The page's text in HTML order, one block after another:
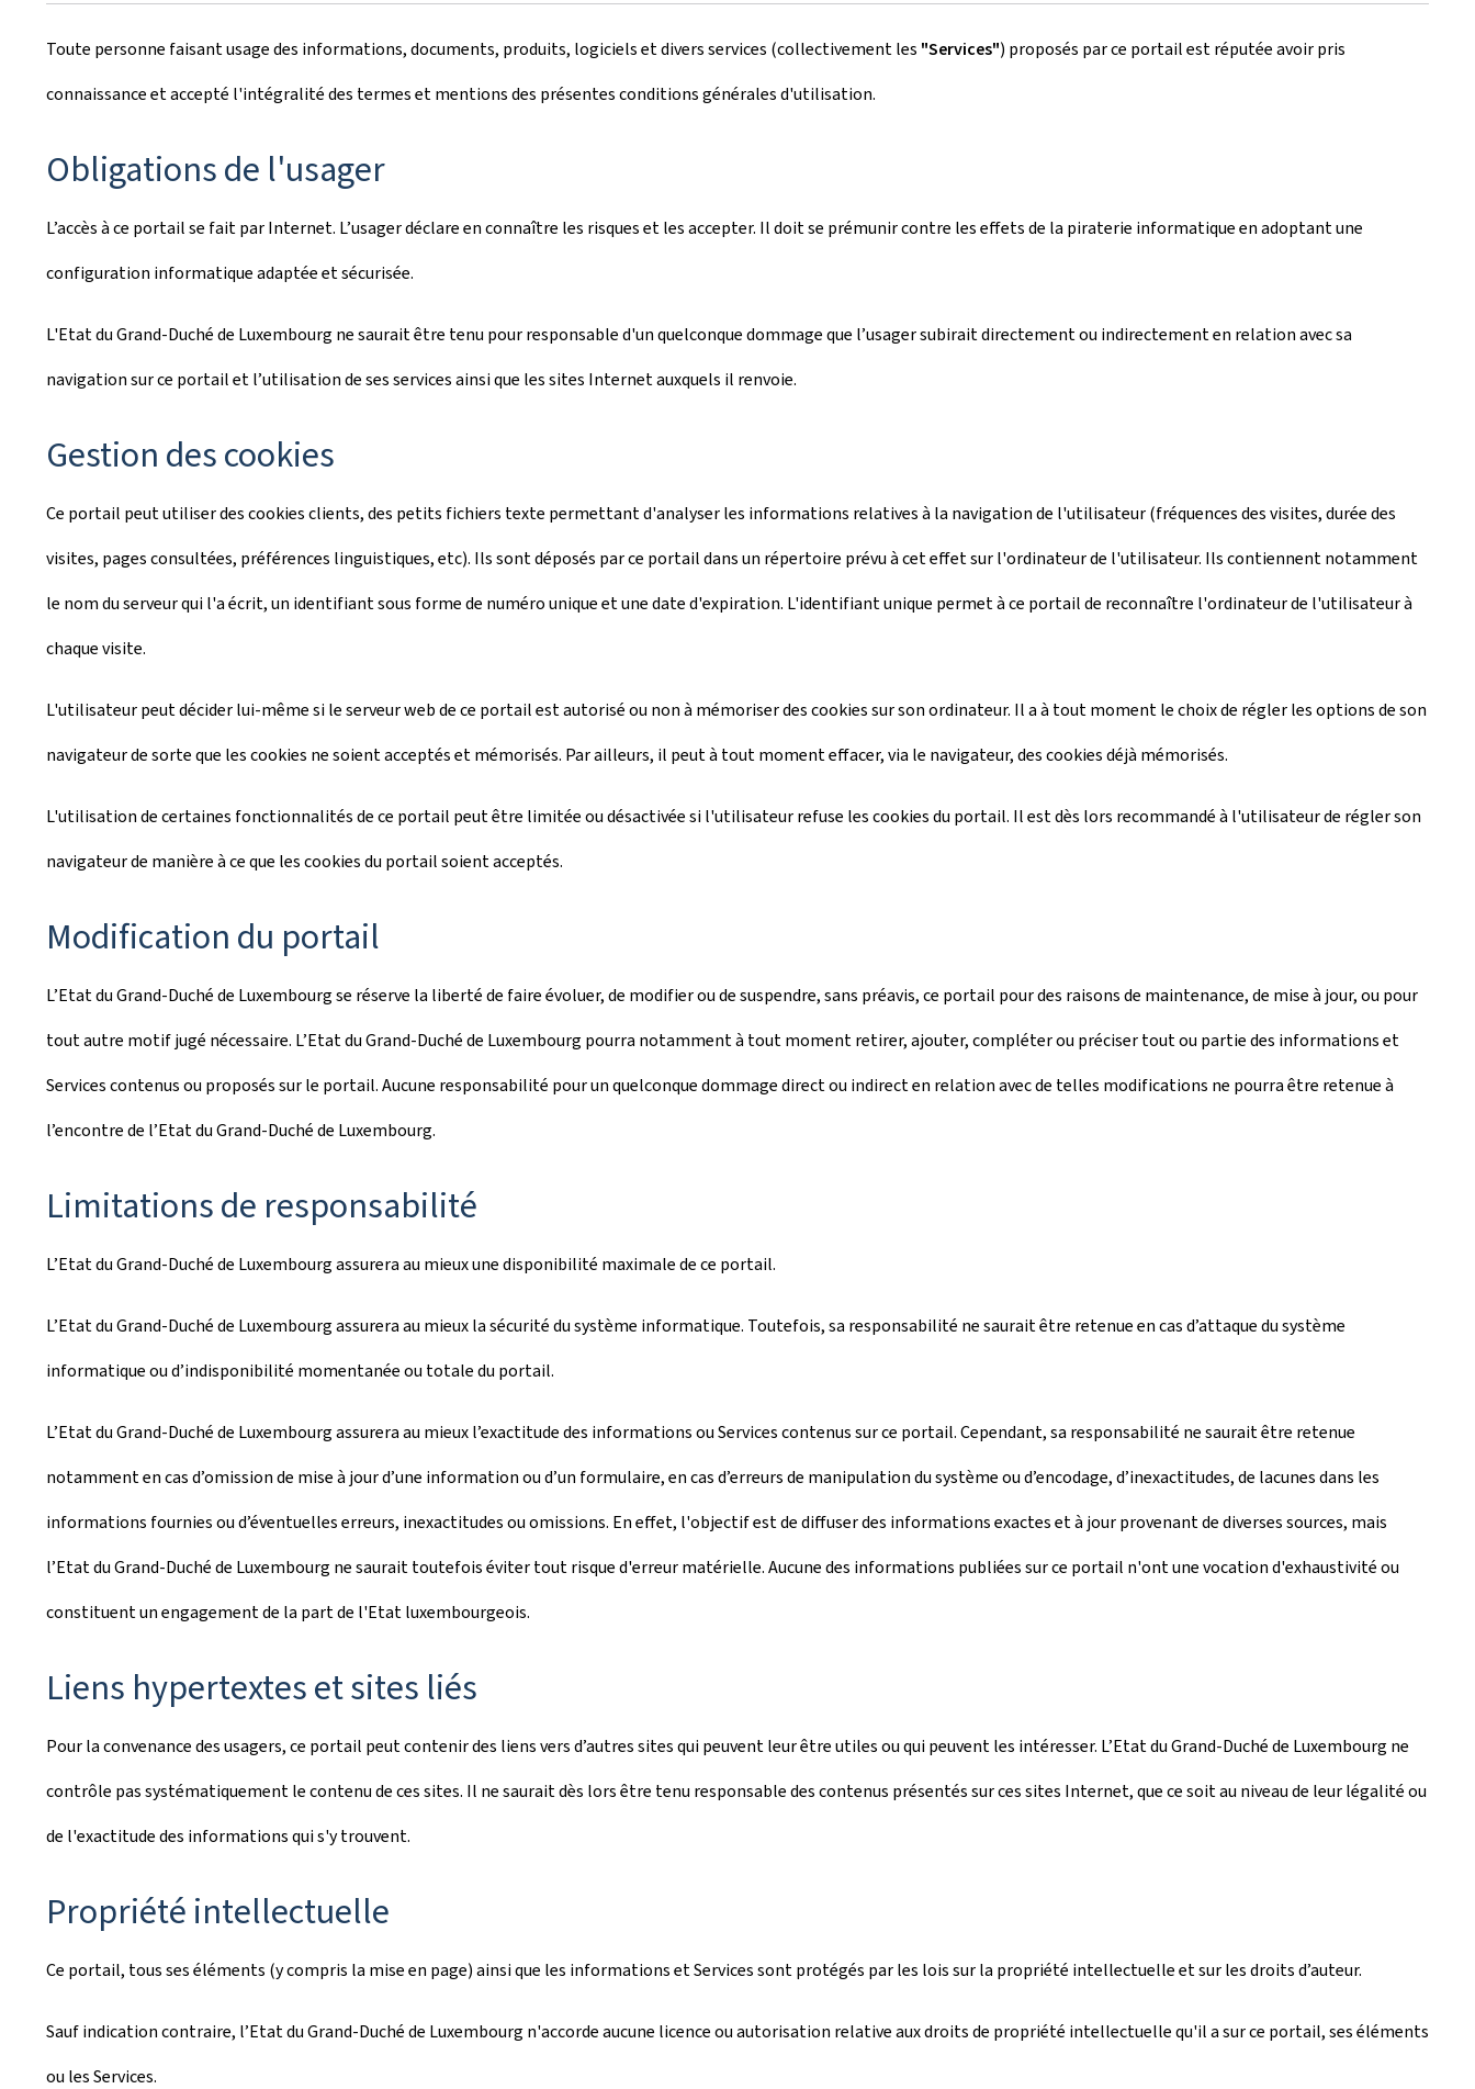
Toute personne faisant usage des informations, documents, produits, logiciels et divers services (collectivement les "Services") proposés par ce portail est réputée avoir pris
connaissance et accepté l'intégralité des termes et mentions des présentes conditions générales d'utilisation.
Obligations de l'usager
L’accès à ce portail se fait par Internet. L’usager déclare en connaître les risques et les accepter. Il doit se prémunir contre les effets de la piraterie informatique en adoptant une
configuration informatique adaptée et sécurisée.
L'Etat du Grand-Duché de Luxembourg ne saurait être tenu pour responsable d'un quelconque dommage que l’usager subirait directement ou indirectement en relation avec sa
navigation sur ce portail et l’utilisation de ses services ainsi que les sites Internet auxquels il renvoie.
Gestion des cookies
Ce portail peut utiliser des cookies clients, des petits fichiers texte permettant d'analyser les informations relatives à la navigation de l'utilisateur (fréquences des visites, durée des
visites, pages consultées, préférences linguistiques, etc). Ils sont déposés par ce portail dans un répertoire prévu à cet effet sur l'ordinateur de l'utilisateur. Ils contiennent notamment
le nom du serveur qui l'a écrit, un identifiant sous forme de numéro unique et une date d'expiration. L'identifiant unique permet à ce portail de reconnaître l'ordinateur de l'utilisateur à
chaque visite.
L'utilisateur peut décider lui-même si le serveur web de ce portail est autorisé ou non à mémoriser des cookies sur son ordinateur. Il a à tout moment le choix de régler les options de son
navigateur de sorte que les cookies ne soient acceptés et mémorisés. Par ailleurs, il peut à tout moment effacer, via le navigateur, des cookies déjà mémorisés.
L'utilisation de certaines fonctionnalités de ce portail peut être limitée ou désactivée si l'utilisateur refuse les cookies du portail. Il est dès lors recommandé à l'utilisateur de régler son
navigateur de manière à ce que les cookies du portail soient acceptés.
Modification du portail
L’Etat du Grand-Duché de Luxembourg se réserve la liberté de faire évoluer, de modifier ou de suspendre, sans préavis, ce portail pour des raisons de maintenance, de mise à jour, ou pour
tout autre motif jugé nécessaire. L’Etat du Grand-Duché de Luxembourg pourra notamment à tout moment retirer, ajouter, compléter ou préciser tout ou partie des informations et
Services contenus ou proposés sur le portail. Aucune responsabilité pour un quelconque dommage direct ou indirect en relation avec de telles modifications ne pourra être retenue à
l’encontre de l’Etat du Grand-Duché de Luxembourg.
Limitations de responsabilité
L’Etat du Grand-Duché de Luxembourg assurera au mieux une disponibilité maximale de ce portail.
L’Etat du Grand-Duché de Luxembourg assurera au mieux la sécurité du système informatique. Toutefois, sa responsabilité ne saurait être retenue en cas d’attaque du système
informatique ou d’indisponibilité momentanée ou totale du portail.
L’Etat du Grand-Duché de Luxembourg assurera au mieux l’exactitude des informations ou Services contenus sur ce portail. Cependant, sa responsabilité ne saurait être retenue
notamment en cas d’omission de mise à jour d’une information ou d’un formulaire, en cas d’erreurs de manipulation du système ou d’encodage, d’inexactitudes, de lacunes dans les
informations fournies ou d’éventuelles erreurs, inexactitudes ou omissions. En effet, l'objectif est de diffuser des informations exactes et à jour provenant de diverses sources, mais
l’Etat du Grand-Duché de Luxembourg ne saurait toutefois éviter tout risque d'erreur matérielle. Aucune des informations publiées sur ce portail n'ont une vocation d'exhaustivité ou
constituent un engagement de la part de l'Etat luxembourgeois.
Liens hypertextes et sites liés
Pour la convenance des usagers, ce portail peut contenir des liens vers d’autres sites qui peuvent leur être utiles ou qui peuvent les intéresser. L’Etat du Grand-Duché de Luxembourg ne
contrôle pas systématiquement le contenu de ces sites. Il ne saurait dès lors être tenu responsable des contenus présentés sur ces sites Internet, que ce soit au niveau de leur légalité ou
de l'exactitude des informations qui s'y trouvent.
Propriété intellectuelle
Ce portail, tous ses éléments (y compris la mise en page) ainsi que les informations et Services sont protégés par les lois sur la propriété intellectuelle et sur les droits d’auteur.
Sauf indication contraire, l’Etat du Grand-Duché de Luxembourg n'accorde aucune licence ou autorisation relative aux droits de propriété intellectuelle qu'il a sur ce portail, ses éléments
ou les Services.